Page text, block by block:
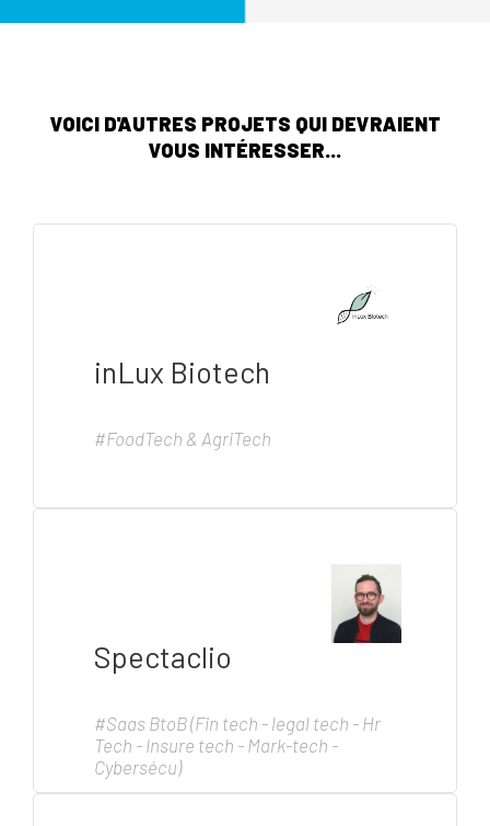
VOICI D'AUTRES PROJETS QUI DEVRAIENT
VOUS INTÉRESSER...
inLux Biotech
#FoodTech & AgriTech
Spectaclio
#Saas BtoB (Fin tech - legal tech - Hr
Tech - Insure tech - Mark-tech -
Cybersécu)